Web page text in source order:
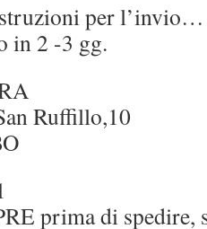
per l’invio…
in 2 -3 gg.
Ruffillo,10
prima di spedire,